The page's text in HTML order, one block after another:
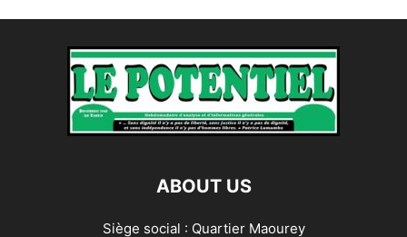
ABOUT US
Siège social : Quartier Maourey